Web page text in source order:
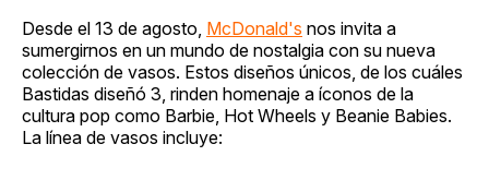
Desde el 13 de agosto, McDonald's nos invita a
sumergirnos en un mundo de nostalgia con su nueva
colección de vasos. Estos diseños únicos, de los cuáles
Bastidas diseñó 3, rinden homenaje a íconos de la
cultura pop como Barbie, Hot Wheels y Beanie Babies.
La línea de vasos incluye: